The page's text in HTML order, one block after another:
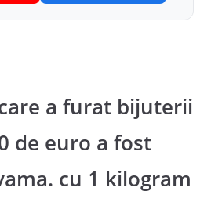
a furat bijuterii
de euro a fost
cu 1 kilogram